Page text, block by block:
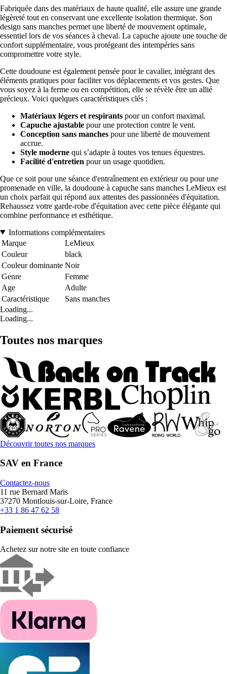
Fabriquée dans des matériaux de haute qualité, elle assure une grande
légèreté tout en conservant une excellente isolation thermique. Son
design sans manches permet une liberté de mouvement optimale,
essentiel lors de vos séances à cheval. La capuche ajoute une touche de
confort supplémentaire, vous protégeant des intempéries sans
compromettre votre style.
Cette doudoune est également pensée pour le cavalier, intégrant des
éléments pratiques pour faciliter vos déplacements et vos gestes. Que
vous soyez à la ferme ou en compétition, elle se révèle être un allié
précieux. Voici quelques caractéristiques clés :
Matériaux légers et respirants pour un confort maximal.
Capuche ajustable pour une protection contre le vent.
Conception sans manches pour une liberté de mouvement
accrue.
Style moderne qui s’adapte à toutes vos tenues équestres.
Facilité d'entretien pour un usage quotidien.
Que ce soit pour une séance d'entraînement en extérieur ou pour une
promenade en ville, la doudoune à capuche sans manches LeMieux est
un choix parfait qui répond aux attentes des passionnées d'équitation.
Rehaussez votre garde-robe d'équitation avec cette pièce élégante qui
combine performance et esthétique.
Informations complémentaires
Marque
LeMieux
Couleur
black
Couleur dominante Noir
Genre
Femme
Age
Adulte
Caractéristique
Sans manches
Loading...
Loading...
Toutes nos marques
Découvrir toutes nos marques
SAV en France
Contactez-nous
11 rue Bernard Maris
37270 Montlouis-sur-Loire, France
+33 1 86 47 62 58
Paiement sécurisé
Achetez sur notre site en toute confiance